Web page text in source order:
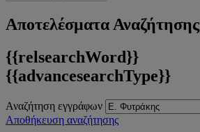
Αποτελέσματα Αναζήτησης
{{relsearchWord}}
{{advancesearchType}}
Αναζήτηση εγγράφων
Αποθήκευση αναζήτησης